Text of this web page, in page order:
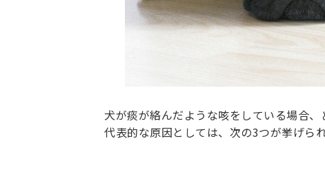
犬が痰が絡んだような咳をしている場合
代表的な原因としては、次の3つが挙げられ